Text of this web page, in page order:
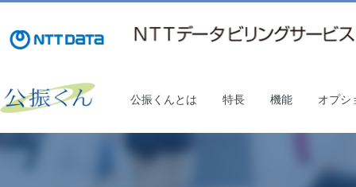
公振くんとは 特長 機能 オプシ